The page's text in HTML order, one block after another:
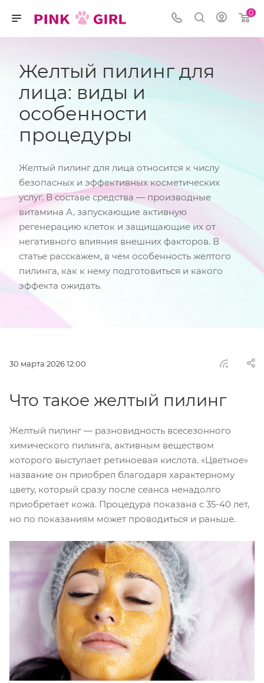
0
Желтый пилинг для
лица: виды и
особенности
процедуры
Желтый пилинг для лица относится к числу
безопасных и эффективных косметических
услуг. В составе средства — производные
витамина А, запускающие активную
регенерацию клеток и защищающие их от
негативного влияния внешних факторов. В
статье расскажем, в чем особенность желтого
пилинга, как к нему подготовиться и какого
эффекта ожидать.
30 марта 2026 12:00
Что такое желтый пилинг
Желтый пилинг — разновидность всесезонного
химического пилинга, активным веществом
которого выступает ретиноевая кислота. «Цветное»
название он приобрел благодаря характерному
цвету, который сразу после сеанса ненадолго
приобретает кожа. Процедура показана с 35-40 лет,
но по показаниям может проводиться и раньше.